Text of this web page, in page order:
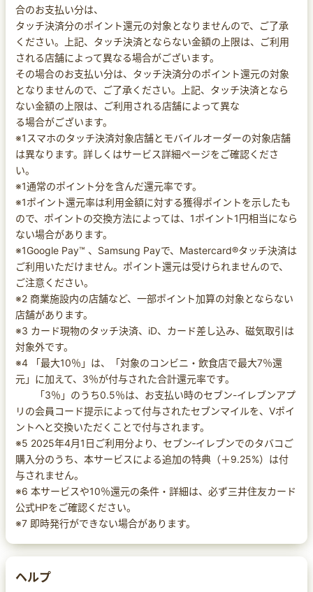
合のお支払い分は、
タッチ決済分のポイント還元の対象となりませんので、ご了承
ください。上記、タッチ決済とならない金額の上限は、ご利用
される店舗によって異なる場合がございます。
その場合のお支払い分は、タッチ決済分のポイント還元の対象
となりませんので、ご了承ください。上記、タッチ決済となら
ない金額の上限は、ご利用される店舗によって異な
る場合がございます。
※1スマホのタッチ決済対象店舗とモバイルオーダーの対象店舗
は異なります。詳しくはサービス詳細ページをご確認くださ
い。
※1通常のポイント分を含んだ還元率です。
※1ポイント還元率は利用金額に対する獲得ポイントを示したも
ので、ポイントの交換方法によっては、1ポイント1円相当になら
ない場合があります。
※1Google Pay™ 、Samsung Payで、Mastercard®タッチ決済は
ご利用いただけません。ポイント還元は受けられませんので、
ご注意ください。
※2 商業施設内の店舗など、一部ポイント加算の対象とならない
店舗があります。
※3 カード現物のタッチ決済、iD、カード差し込み、磁気取引は
対象外です。
※4 「最大10％」は、「対象のコンビニ・飲食店で最大7％還
元」に加えて、3％が付与された合計還元率です。
「3％」のうち0.5％は、お支払い時のセブン-イレブンアプ
リの会員コード提示によって付与されたセブンマイルを、Vポイ
ントへと交換いただくことで付与されます。
※5 2025年4月1日ご利用分より、セブン‐イレブンでのタバコご
購入分のうち、本サービスによる追加の特典（＋9.25%）は付
与されません。
※6 本サービスや10％還元の条件・詳細は、必ず三井住友カード
公式HPをご確認ください。
※7 即時発行ができない場合があります。
ヘルプ